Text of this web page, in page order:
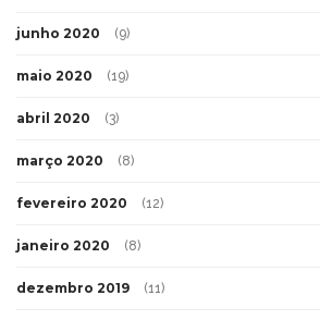
junho 2020 (9)
maio 2020 (19)
abril 2020 (3)
março 2020 (8)
fevereiro 2020 (12)
janeiro 2020 (8)
dezembro 2019 (11)